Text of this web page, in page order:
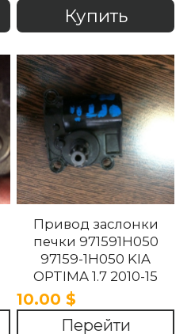
Купить
Привод заслонки
печки 971591H050
97159-1H050 KIA
OPTIMA 1.7 2010-15
10.00 $
Перейти